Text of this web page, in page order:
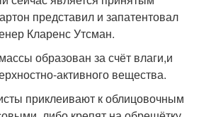
представил и запатентовал
Кларенс Утсман.
образован за счёт влаги,и
активного вещества.
приклеивают к облицовочным